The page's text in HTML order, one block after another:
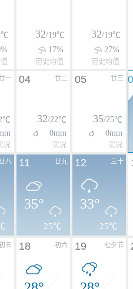
32/19℃
17%
历史均值
32/19℃
27%
历史均值
一
况
廿二
04
32/22℃
0mm
实况
廿三
05
35/25℃
0mm
实况
八 廿九
11
35°
25℃
三十
12
33°
25℃
五 初六
18 七夕节
19